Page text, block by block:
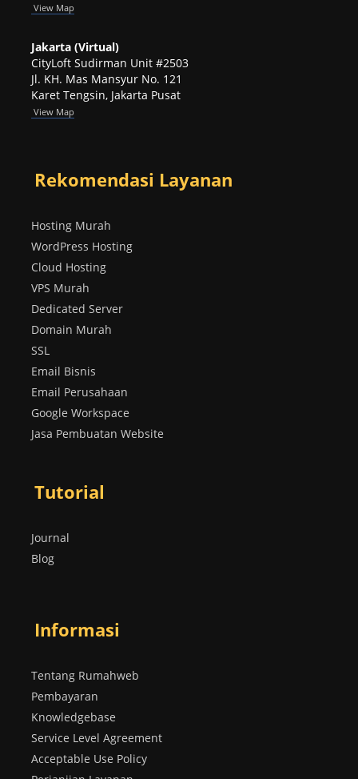
View Map
Jakarta (Virtual)
CityLoft Sudirman Unit #2503
Jl. KH. Mas Mansyur No. 121
Karet Tengsin, Jakarta Pusat
View Map
Rekomendasi Layanan
Hosting Murah
WordPress Hosting
Cloud Hosting
VPS Murah
Dedicated Server
Domain Murah
SSL
Email Bisnis
Email Perusahaan
Google Workspace
Jasa Pembuatan Website
Tutorial
Journal
Blog
Informasi
Tentang Rumahweb
Pembayaran
Knowledgebase
Service Level Agreement
Acceptable Use Policy